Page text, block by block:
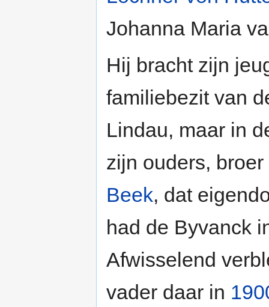
Johanna Maria
Hij bracht zijn
familiebezit van
Lindau, maar in
zijn ouders,
Beek, dat
had de Byvanck
Afwisselend
vader daar in